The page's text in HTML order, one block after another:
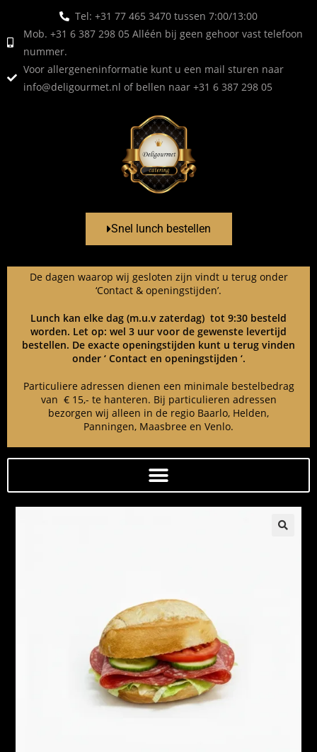
Tel: +31 77 465 3470 tussen 7:00/13:00
Mob. +31 6 387 298 05 Alléén bij geen gehoor vast telefoon
nummer.
Voor allergeneninformatie kunt u een mail sturen naar
info@deligourmet.nl of bellen naar +31 6 387 298 05
Snel lunch bestellen
De dagen waarop wij gesloten zijn vindt u terug onder
‘Contact & openingstijden’.
Lunch kan elke dag (m.u.v zaterdag) tot 9:30 besteld
worden. Let op: wel 3 uur voor de gewenste levertijd
bestellen. De exacte openingstijden kunt u terug vinden
onder ‘ Contact en openingstijden ‘.
Particuliere adressen dienen een minimale bestelbedrag
van € 15,- te hanteren. Bij particulieren adressen
bezorgen wij alleen in de regio Baarlo, Helden,
Panningen, Maasbree en Venlo.